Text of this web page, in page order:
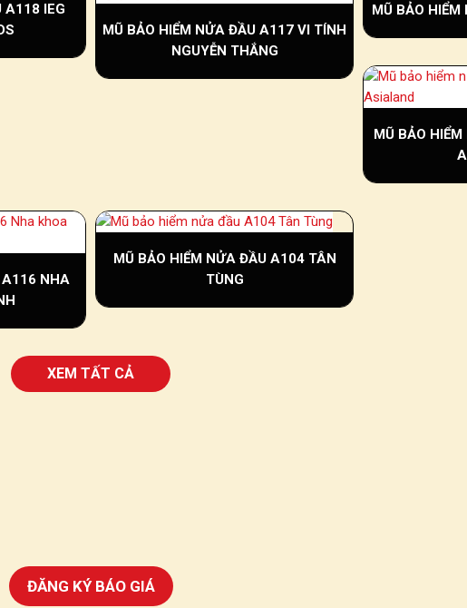
A118 IEG
MŨ BẢO HIỂM NỬA ĐẦU A117 VI TÍNH
NGUYỄN THẮNG
MŨ BẢO
MŨ BẢO
A116 NHA
MŨ BẢO HIỂM NỬA ĐẦU A104 TÂN
TÙNG
XEM TẤT CẢ
ĐĂNG KÝ BÁO GIÁ